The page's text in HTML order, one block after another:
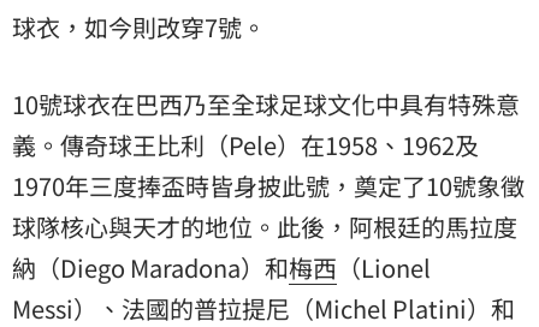
球衣，如今則改穿7號。
10號球衣在巴西乃至全球足球文化中具有特殊意
義。傳奇球王比利（Pele）在1958、1962及
1970年三度捧盃時皆身披此號，奠定了10號象徵
球隊核心與天才的地位。此後，阿根廷的馬拉度
納（Diego Maradona）和梅西 （Lionel
Messi）、法國的普拉提尼（Michel Platini）和